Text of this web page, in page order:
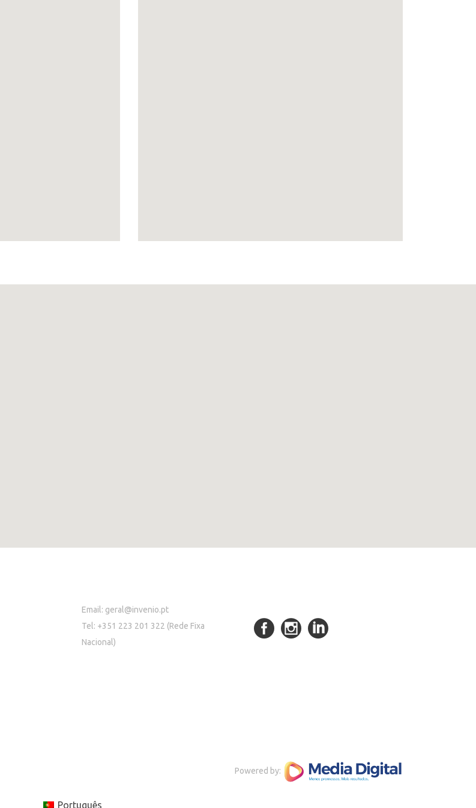
Email: geral@invenio.pt
Tel: +351 223 201 322 (Rede Fixa
Nacional)
Powered by:
Português